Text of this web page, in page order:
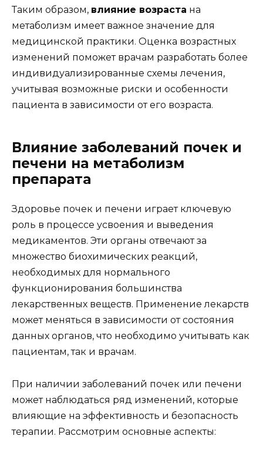
Таким образом, влияние возраста на
метаболизм имеет важное значение для
медицинской практики. Оценка возрастных
изменений поможет врачам разработать более
индивидуализированные схемы лечения,
учитывая возможные риски и особенности
пациента в зависимости от его возраста.
Влияние заболеваний почек и
печени на метаболизм
препарата
Здоровье почек и печени играет ключевую
роль в процессе усвоения и выведения
медикаментов. Эти органы отвечают за
множество биохимических реакций,
необходимых для нормального
функционирования большинства
лекарственных веществ. Применение лекарств
может меняться в зависимости от состояния
данных органов, что необходимо учитывать как
пациентам, так и врачам.
При наличии заболеваний почек или печени
может наблюдаться ряд изменений, которые
влияющие на эффективность и безопасность
терапии. Рассмотрим основные аспекты: